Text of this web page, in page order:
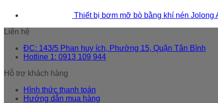
Thiết bị bơm mỡ bò bằng khí nén Jolong
Liên hệ
ĐC: 143/5 Phan huy ích, Phường 15, Quận Tân Bình
Hotline 1: 0913 109 944
Hỗ trợ khách hàng
Hình thức thanh toán
Hướng dẫn mua hàng